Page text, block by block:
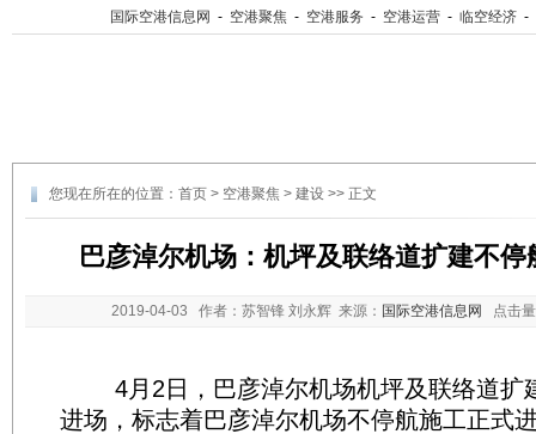
国际空港信息网 - 空港聚焦 - 空港服务 - 空港运营 - 临空经济 -
您现在所在的位置： 首页 > 空港聚焦 > 建设 >> 正文
巴彦淖尔机场：机坪及联络道扩建不
2019-04-03 作者：苏智锋 刘永辉 来源： 国际空港信息网 点击
4月2日，巴彦淖尔机场机坪及联络道扩
进场，标志着巴彦淖尔机场不停航施工正式